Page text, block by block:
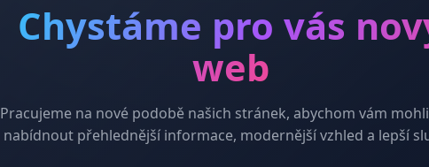
Chystáme pro vás
web
Pracujeme na nové podobě našich stránek, abychom vám
nabídnout přehlednější informace, modernější vzhled a lepší